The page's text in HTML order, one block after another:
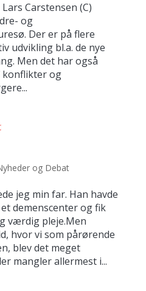
Carstensen (C)
og
Der er på flere
udvikling bl.a. de nye
Men det har også
og
og Debat
jeg min far. Han havde
demenscenter og fik
værdig pleje.Men
hvor vi som pårørende
blev det meget
mangler allermest i...